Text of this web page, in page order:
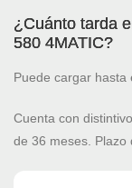
¿Cuánto tarda
580 4MATIC?
Puede cargar hasta
Cuenta con
de 36 meses. Plazo